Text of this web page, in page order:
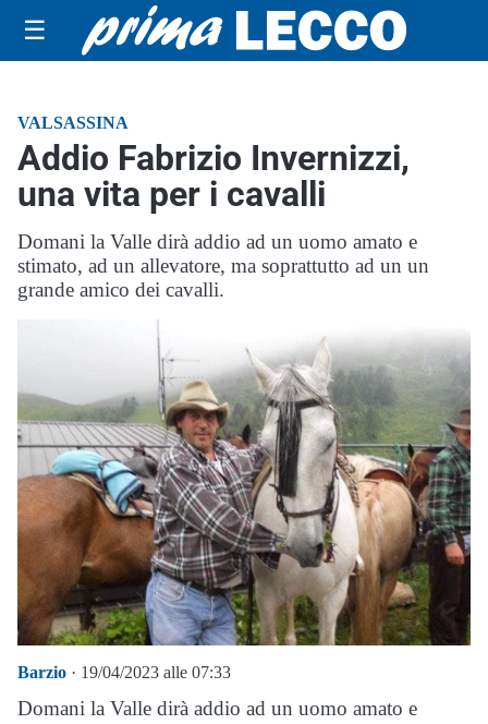
☰
VALSASSINA
Addio Fabrizio Invernizzi,
una vita per i cavalli
Domani la Valle dirà addio ad un uomo amato e
stimato, ad un allevatore, ma soprattutto ad un un
grande amico dei cavalli.
Barzio · 19/04/2023 alle 07:33
Domani la Valle dirà addio ad un uomo amato e